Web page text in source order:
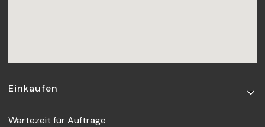
Fußzeilenmenü
Einkaufen
Wartezeit für Aufträge